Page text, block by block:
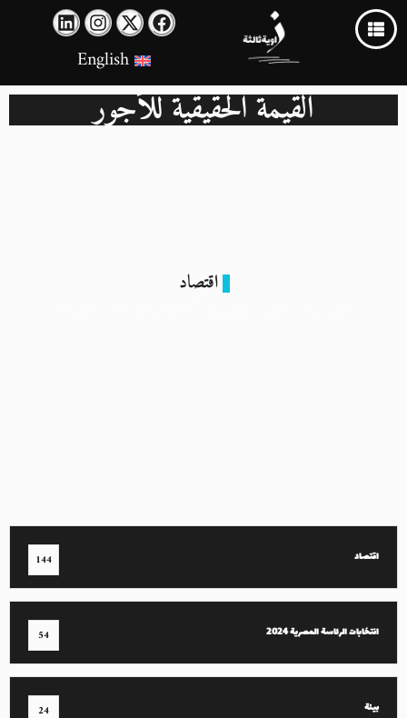
English
القيمة الحقيقية للأجور
اقتصاد
اقتصاد 144
انتخابات الرئاسة المصرية 2024 54
بيئة 24